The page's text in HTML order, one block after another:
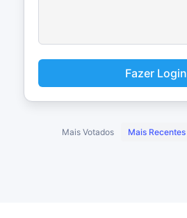
Fazer Login
Mais Votados Mais Recentes